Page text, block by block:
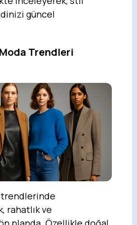
güncel
Trendleri
trendlerinde
rahatlık ve